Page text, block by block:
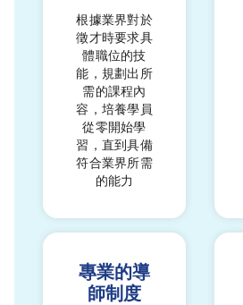
根據業界對於
徵才時要求具
體職位的技
能，規劃出所
需的課程內
容，培養學員
從零開始學
習，直到具備
符合業界所需
的能力
專業的導
師制度